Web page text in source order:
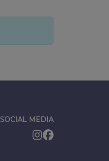
SOCIAL MEDIA